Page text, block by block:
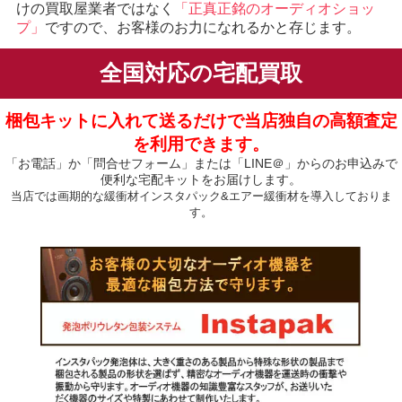
けの買取屋業者ではなく
「正真正銘のオーディオショッ
プ」 ですので、お客様のお力になれるかと存じます。
全国対応の宅配買取
梱包キットに入れて送るだけで当店独自の高額査定
を利用できます。
「お電話」か「問合せフォーム」または「LINE＠」からのお申込みで
便利な宅配キットをお届けします。
当店では画期的な緩衝材インスタパック&エアー緩衝材を導入しておりま
す。